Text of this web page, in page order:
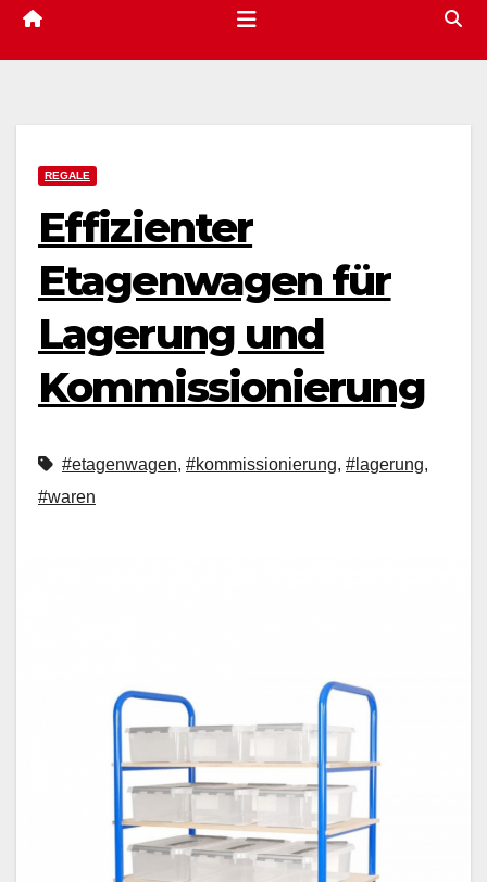
REGALE
Effizienter
Etagenwagen für
Lagerung und
Kommissionierung
#etagenwagen, #kommissionierung, #lagerung,
#waren